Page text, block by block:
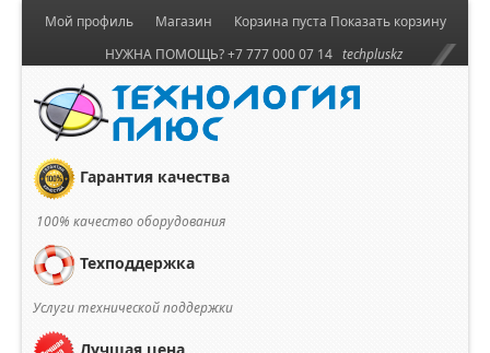
Корзина пуста Показать корзину
Мой профиль
Магазин
НУЖНА ПОМОЩЬ? +7 777 000 07 14 techpluskz
Гарантия качества
100% качество оборудования
Техподдержка
Услуги технической поддержки